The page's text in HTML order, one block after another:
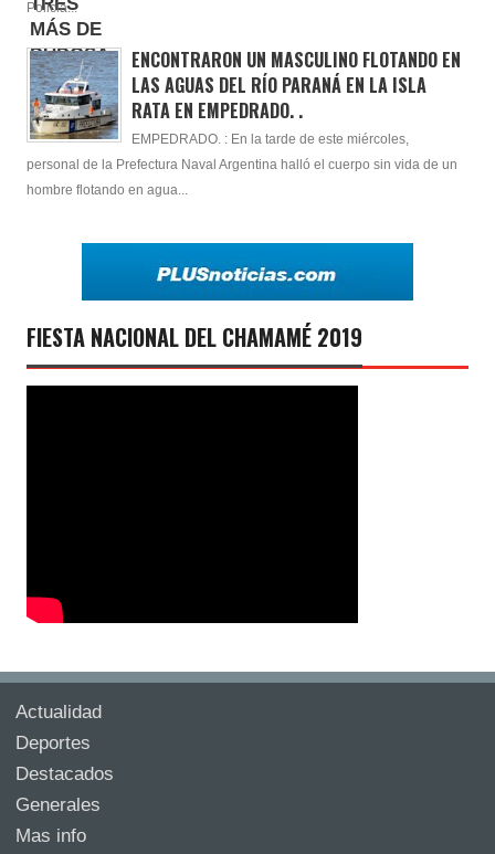
Policia...
ENCONTRARON UN MASCULINO FLOTANDO EN
LAS AGUAS DEL RÍO PARANÁ EN LA ISLA
RATA EN EMPEDRADO. .
EMPEDRADO. : En la tarde de este miércoles,
personal de la Prefectura Naval Argentina halló el cuerpo sin vida de un
hombre flotando en agua...
FIESTA NACIONAL DEL CHAMAMÉ 2019
Actualidad
Deportes
Destacados
Generales
Mas info